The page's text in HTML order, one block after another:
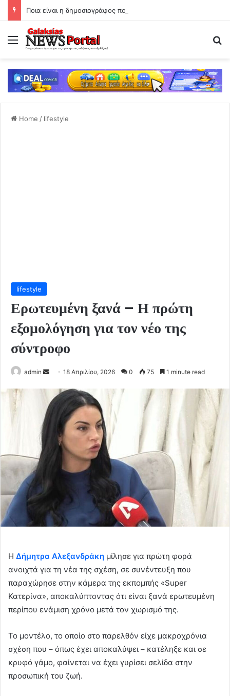
Menu
Home / lifestyle
lifestyle
Ερωτευμένη ξανά – Η πρώτη
εξομολόγηση για τον νέο της
σύντροφο
admin
Send
email
18 Απριλίου, 2026 0 75 1 minute read
Η Δήμητρα Αλεξανδράκη μίλησε για πρώτη φορά
ανοιχτά για τη νέα της σχέση, σε συνέντευξη που
παραχώρησε στην κάμερα της εκπομπής «Super
Κατερίνα», αποκαλύπτοντας ότι είναι ξανά ερωτευμένη
περίπου ενάμιση χρόνο μετά τον χωρισμό της.
Το μοντέλο, το οποίο στο παρελθόν είχε μακροχρόνια
σχέση που – όπως έχει αποκαλύψει – κατέληξε και σε
κρυφό γάμο, φαίνεται να έχει γυρίσει σελίδα στην
προσωπική του ζωή.